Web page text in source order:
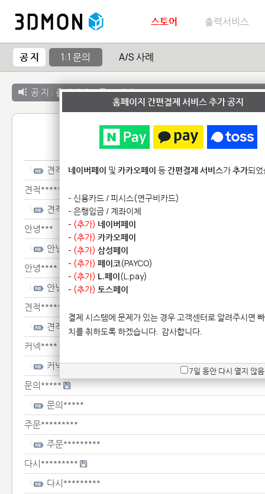
스토어 출력서비스
공 지 1:1 문의 A/S 사례
공 지 : 출력서비스 종료 안내
1:1 문
견적**
견적******
견적******
안녕***
안녕***
안녕****
안녕****
견적********
견적********
커넥****
커넥****
문의*****
문의*****
주문*********
주문*********
다시*********
다시*********
홈페이지 간편결제 서비스 추가 공지
네이버페이 및 카카오페이 등간편결제 서비스가추가되
- 신용카드 / 피시스(연구비카드)
- 은행입금 / 계좌이체
- (추가) 네이버페이
- (추가) 카카오페이
- (추가) 삼성페이
- (추가) 페이코(PAYCO)
- (추가) L.페이(L.pay)
- (추가) 토스페이
결제 시스템에 문제가 있는 경우 고객센터로 알려주시면
치를 취하도록 하겠습니다. 감사합니다.
7일 동안 다시 열지 않음